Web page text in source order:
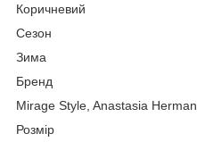
Коричневий
Сезон
Зима
Бренд
Mirage Style, Anastasia Herman
Розмір